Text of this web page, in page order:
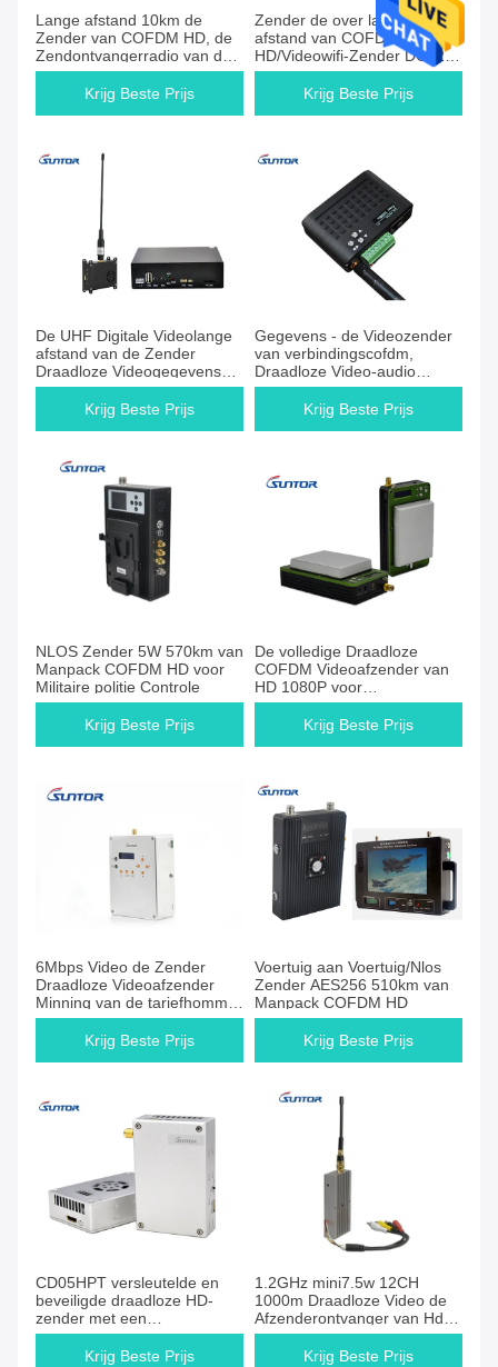
Lange afstand 10km de
Zender van COFDM HD, de
Zendontvangerradio van de
Videogegevenshommel
Krijg Beste Prijs
Zender de over lange
afstand van COFDM
HD/Videowifi-Zender DC12V
3.5A
Krijg Beste Prijs
De UHF Digitale Videolange
afstand van de Zender
Draadloze Videogegevens
van 1080P
Krijg Beste Prijs
Gegevens - de Videozender
van verbindingscofdm,
Draadloze Video-audio
Zender en Ontvanger
Krijg Beste Prijs
NLOS Zender 5W 570km van
Manpack COFDM HD voor
Militaire politie Controle
Krijg Beste Prijs
De volledige Draadloze
COFDM Videoafzender van
HD 1080P voor
Brandbestrijdingsrobot van
de Stads NLOS Transmissie
Krijg Beste Prijs
6Mbps Video de Zender
Draadloze Videoafzender
Minning van de tariefhommel
50KM 1.4GHz
Krijg Beste Prijs
Voertuig aan Voertuig/Nlos
Zender AES256 510km van
Manpack COFDM HD
Krijg Beste Prijs
CD05HPT versleutelde en
beveiligde draadloze HD-
zender met een
frequentiebereik van 2,3 - 2,5
Krijg Beste Prijs
1.2GHz mini7.5w 12CH
1000m Draadloze Video de
Afzenderontvanger van Hd
voor Analoge Camera
Krijg Beste Prijs